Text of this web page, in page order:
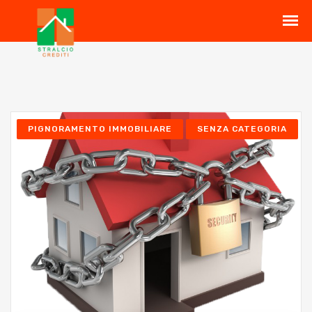
PIGNORAMENTO IMMOBILIARE SENZA CATEGORIA